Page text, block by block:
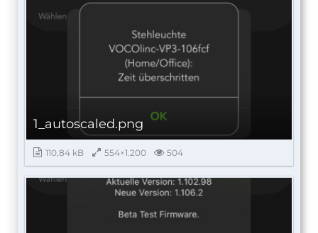
1_autoscaled.png
110,84 kB 554×1.200 504